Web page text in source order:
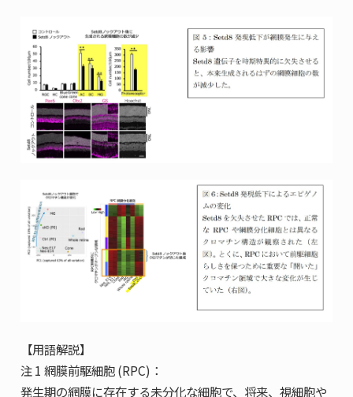
【用語解説】
注 1 網膜前駆細胞 (RPC)：
発生期の網膜に存在する未分化な細胞で、将来、視細胞や